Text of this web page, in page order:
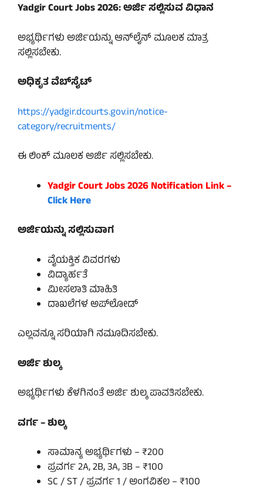
Yadgir Court Jobs 2026: ಅರ್ಜಿ ಸಲ್ಲಿಸುವ ವಿಧಾನ
ಅಭ್ಯರ್ಥಿಗಳು ಅರ್ಜಿಯನ್ನು ಆನ್‌ಲೈನ್ ಮೂಲಕ ಮಾತ್ರ
ಸಲ್ಲಿಸಬೇಕು.
ಅಧಿಕೃತ ವೆಬ್‌ಸೈಟ್
https://yadgir.dcourts.gov.in/notice-
category/recruitments/
ಈ ಲಿಂಕ್ ಮೂಲಕ ಅರ್ಜಿ ಸಲ್ಲಿಸಬೇಕು.
Yadgir Court Jobs 2026 Notification Link –
Click Here
ಅರ್ಜಿಯನ್ನು ಸಲ್ಲಿಸುವಾಗ
ವೈಯಕ್ತಿಕ ವಿವರಗಳು
ವಿದ್ಯಾರ್ಹತೆ
ಮೀಸಲಾತಿ ಮಾಹಿತಿ
ದಾಖಲೆಗಳ ಅಪ್‌ಲೋಡ್
ಎಲ್ಲವನ್ನೂ ಸರಿಯಾಗಿ ನಮೂದಿಸಬೇಕು.
ಅರ್ಜಿ ಶುಲ್ಕ
ಅಭ್ಯರ್ಥಿಗಳು ಕೆಳಗಿನಂತೆ ಅರ್ಜಿ ಶುಲ್ಕ ಪಾವತಿಸಬೇಕು.
ವರ್ಗ – ಶುಲ್ಕ
ಸಾಮಾನ್ಯ ಅಭ್ಯರ್ಥಿಗಳು – ₹200
ಪ್ರವರ್ಗ 2A, 2B, 3A, 3B – ₹100
SC / ST / ಪ್ರವರ್ಗ 1 / ಅಂಗವಿಕಲ – ₹100